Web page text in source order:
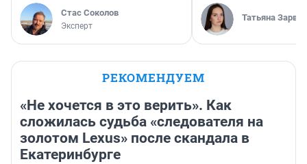
Стас Соколов
Эксперт
Татьяна Зарва
РЕКОМЕНДУЕМ
«Не хочется в это верить». Как
сложилась судьба «следователя на
золотом Lexus» после скандала в
Екатеринбурге